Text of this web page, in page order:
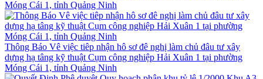
Móng Cái 1, tỉnh Quảng Ninh
Thông Báo Vê việc tiêp nhận hô sơ đê nghị làm chủ đâu tư xây
dựng hạ tâng kỹ thuật Cụm công nghiệp Hải Xuân 1 tại phường
Móng Cái 1, tỉnh Quảng Ninh